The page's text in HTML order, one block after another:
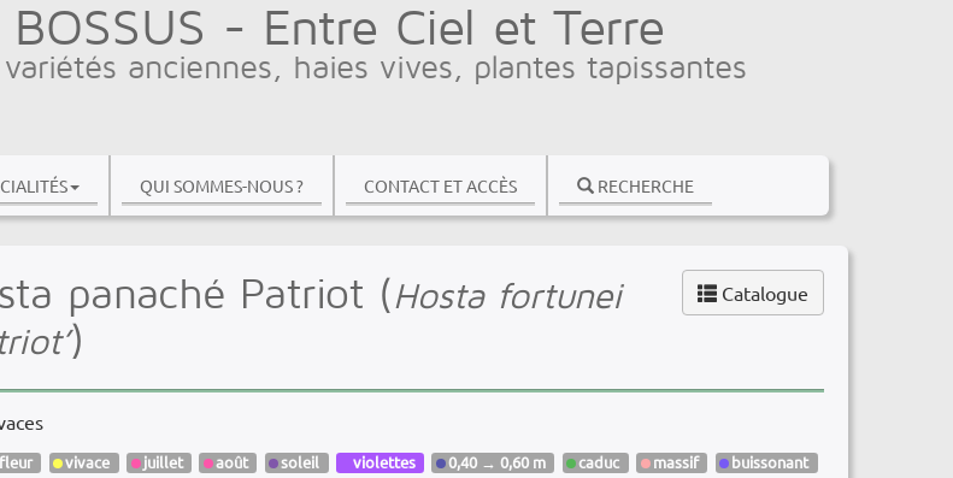
BOSSUS - Entre Ciel et Terre
anciennes, haies vives, plantes tapissantes
QUI SOMMES-NOUS ? CONTACT ET ACCÈS RECHERCHE
Catalogue
panaché Patriot (Hosta fortunei
)
vivace juillet août soleil violettes 0,40 → 0,60 m caduc massif
buissonant